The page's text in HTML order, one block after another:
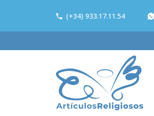
(+34) 933.17.11.54